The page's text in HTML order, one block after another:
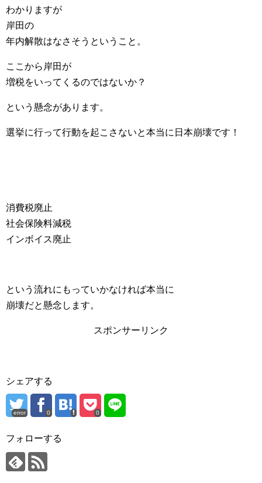
わかりますが
岸田の
年内解散はなさそうということ。
ここから岸田が
増税をいってくるのではないか？
という懸念があります。
選挙に行って行動を起こさないと本当に日本崩壊です！
消費税廃止
社会保険料減税
インボイス廃止
という流れにもっていかなければ本当に
崩壊だと懸念します。
スポンサーリンク
シェアする
error 0 0
フォローする